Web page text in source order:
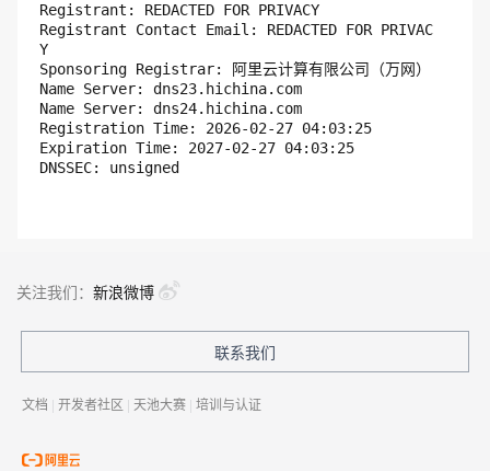
Registrant: REDACTED FOR PRIVACY
Registrant Contact Email: REDACTED FOR PRIVAC
Y
Sponsoring Registrar: 阿里云计算有限公司（万网）
Name Server: dns23.hichina.com
Name Server: dns24.hichina.com
Registration Time: 2026-02-27 04:03:25
Expiration Time: 2027-02-27 04:03:25
关注我们： 新浪微博
联系我们
文档 | 开发者社区 | 天池大赛 | 培训与认证